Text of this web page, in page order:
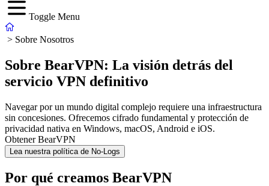
Toggle Menu
> Sobre Nosotros
Sobre BearVPN: La visión detrás del
servicio VPN definitivo
Navegar por un mundo digital complejo requiere una infraestructura
sin concesiones. Ofrecemos cifrado fundamental y protección de
privacidad nativa en Windows, macOS, Android e iOS.
Obtener BearVPN
Lea nuestra política de No-Logs
Por qué creamos BearVPN